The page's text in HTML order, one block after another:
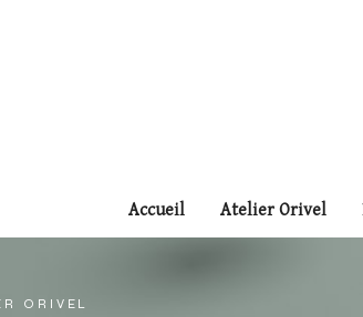
Accueil Atelier Orivel
ORIVEL